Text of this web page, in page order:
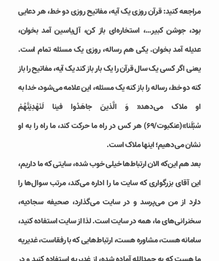
مراجعه کنید: قرآن روزی یک آیه، مفاتیح روزی دو خط، هر دعایی
بود، جوشن کبیر…، استخاره‌ای باز کن، آل‌یاسین آمد بخوان،
عدیله آمد بخوان. یکی هم رساله، روزی یک مسئله تمام است.
یعنی اگر کسی یک سال قرآن را یک بار باز کند یک آیه، مفاتیح را باز
کنه دو خط، رساله را باز کنه یک مسئله، این علامه می‌شود، خدا به
او ملاک می‌دهد« وَ الَّذينَ جاهَدُوا فينا لَنَهْدِيَنَّهُمْ
سُبُلَنا»(عنکبوت/69) هر کس در راه ما حرکت کند، ما راه را به او
نشان می‌دهیم؛ اینها ملاک است.
بعد هم این‌که الان ارتباط‌ها خیلی خوب شده، سایتی که ما داریم،
این آقای بزرگواری که سایت ما را اداره می‌کند، مرتب سوال‌ها را
دارد از من می‌پرسد و در سایت می‌گذارد، صحیفه سجادیه،
سخنرانی‌های ما، همه در سایت است. لذا از سایت استفاده کنید،
سامانه هست، مشاوره هست، ارتباط‌هایی که با رفقاست، غدیریه